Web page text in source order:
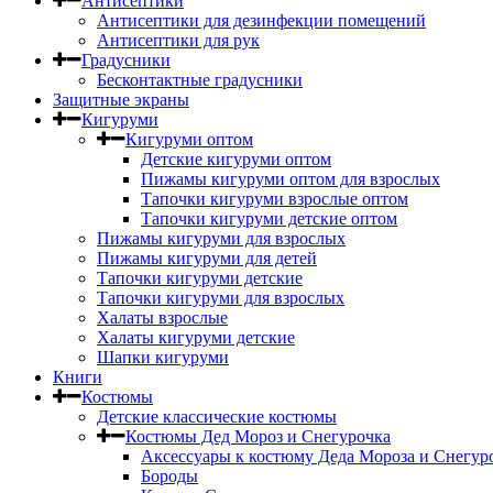
Антисептики для дезинфекции помещений
Антисептики для рук
Градусники
Бесконтактные градусники
Защитные экраны
Кигуруми
Кигуруми оптом
Детские кигуруми оптом
Пижамы кигуруми оптом для взрослых
Тапочки кигуруми взрослые оптом
Тапочки кигуруми детские оптом
Пижамы кигуруми для взрослых
Пижамы кигуруми для детей
Тапочки кигуруми детские
Тапочки кигуруми для взрослых
Халаты взрослые
Халаты кигуруми детские
Шапки кигуруми
Книги
Костюмы
Детские классические костюмы
Костюмы Дед Мороз и Снегурочка
Аксессуары к костюму Деда Мороза и
Бороды